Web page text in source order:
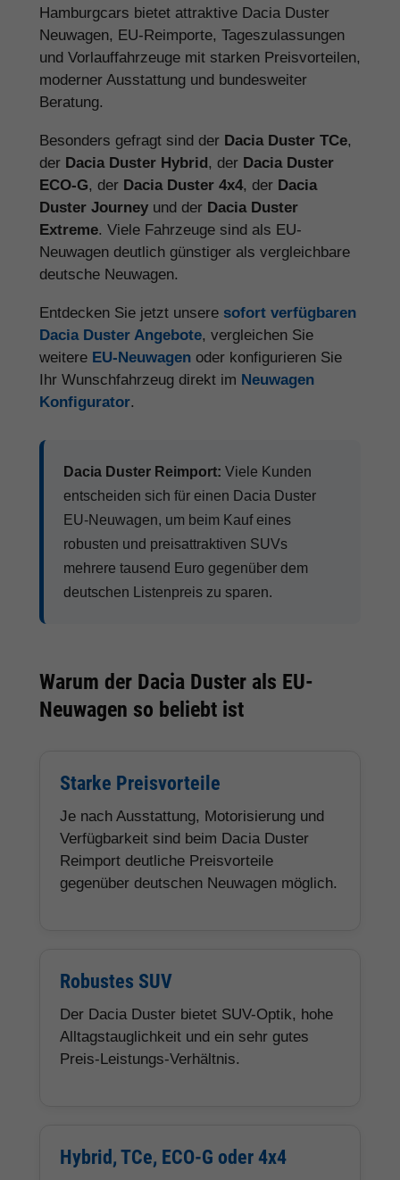
Hamburgcars bietet attraktive Dacia Duster
Neuwagen, EU-Reimporte, Tageszulassungen
und Vorlauffahrzeuge mit starken Preisvorteilen,
moderner Ausstattung und bundesweiter
Beratung.
Besonders gefragt sind der Dacia Duster TCe,
der Dacia Duster Hybrid, der Dacia Duster
ECO-G, der Dacia Duster 4x4, der Dacia
Duster Journey und der Dacia Duster
Extreme. Viele Fahrzeuge sind als EU-
Neuwagen deutlich günstiger als vergleichbare
deutsche Neuwagen.
Entdecken Sie jetzt unsere sofort verfügbaren
Dacia Duster Angebote, vergleichen Sie
weitere EU-Neuwagen oder konfigurieren Sie
Ihr Wunschfahrzeug direkt im Neuwagen
Konfigurator.
Dacia Duster Reimport: Viele Kunden
entscheiden sich für einen Dacia Duster
EU-Neuwagen, um beim Kauf eines
robusten und preisattraktiven SUVs
mehrere tausend Euro gegenüber dem
deutschen Listenpreis zu sparen.
Warum der Dacia Duster als EU-
Neuwagen so beliebt ist
Starke Preisvorteile
Je nach Ausstattung, Motorisierung und
Verfügbarkeit sind beim Dacia Duster
Reimport deutliche Preisvorteile
gegenüber deutschen Neuwagen möglich.
Robustes SUV
Der Dacia Duster bietet SUV-Optik, hohe
Alltagstauglichkeit und ein sehr gutes
Preis-Leistungs-Verhältnis.
Hybrid, TCe, ECO-G oder 4x4